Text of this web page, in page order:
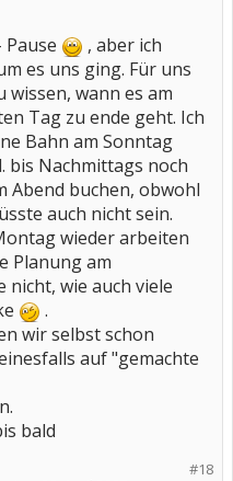
Pause
, aber ich
es uns ging. Für uns
wann es am
Tag zu ende geht. Ich
Bahn am Sonntag
bis Nachmittags noch
Abend buchen, obwohl
auch nicht sein.
wieder arbeiten
Planung am
nicht, wie auch viele
.
wir selbst schon
auf "gemachte
bald
#18